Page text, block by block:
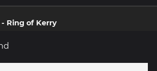
Ring of Kerry